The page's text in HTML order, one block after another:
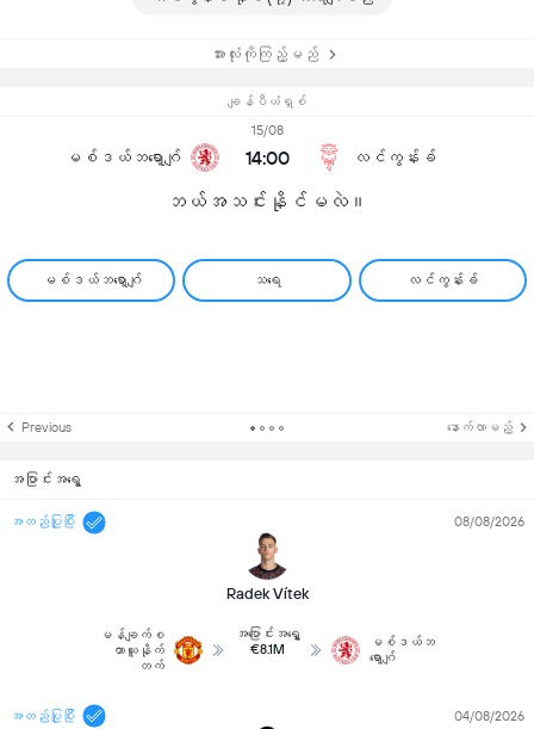
အားလုံးကိုကြည့်မည်
ချန်ပီယံရှစ်
မစ်ဒယ်ဘရော့ဂျ်
15/08
14:00 လင်ကွန်းခ်
ဘယ်အသင်းနိုင်မလဲ။
မစ်ဒယ်ဘရော့ဂျ် သရေ လင်ကွန်းခ်
Previous နောက်လာမည့်
အပြာင်းအရွေ့
အတည်ပြုပြီး
Radek Vítek
08/08/2026
မန်ချက်စ
တာယူနိုက်
တက်
အပြောင်းအရွှေ့
€8.1M
မစ်ဒယ်ဘ
ရော့ဂျ်
အတည်ပြုပြီး 04/08/2026